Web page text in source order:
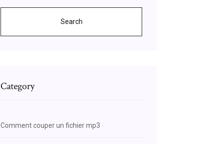
Search
Category
Comment couper un fichier mp3